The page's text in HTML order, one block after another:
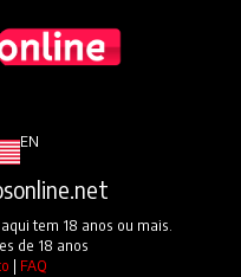
EN
tem 18 anos ou mais.
de 18 anos
| FAQ